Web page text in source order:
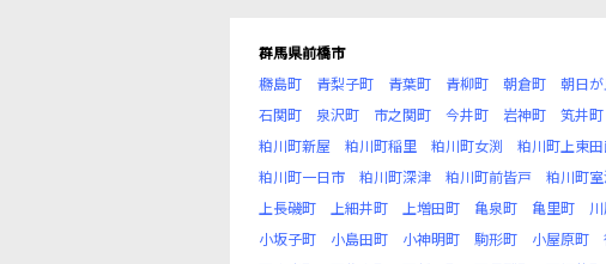
群馬県前橋市
橳島町
青梨子町 青葉町 青柳町 朝倉町 朝日
石関町
泉沢町 市之関町 今井町 岩神町 笂井町
粕川町新屋
粕川町稲里 粕川町女渕 粕川町上東
粕川町一日市
粕川町深津 粕川町前皆戸 粕川町室
上長磯町
上細井町 上増田町 亀泉町 亀里町
小坂子町
小島田町 小神明町 駒形町 小屋原町